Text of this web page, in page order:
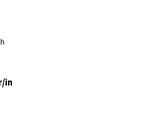
in